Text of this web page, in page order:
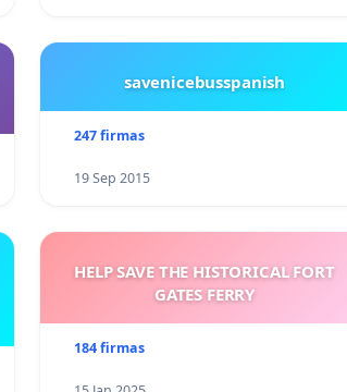
savenicebusspanish
247 firmas
19 Sep 2015
HELP SAVE THE HISTORICAL FORT
GATES FERRY
184 firmas